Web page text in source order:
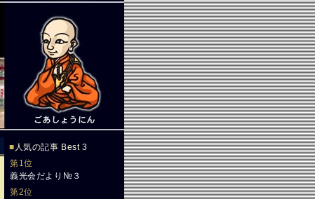
■ 人気の記事 Best 3
第1位
義光会だより№３
第2位